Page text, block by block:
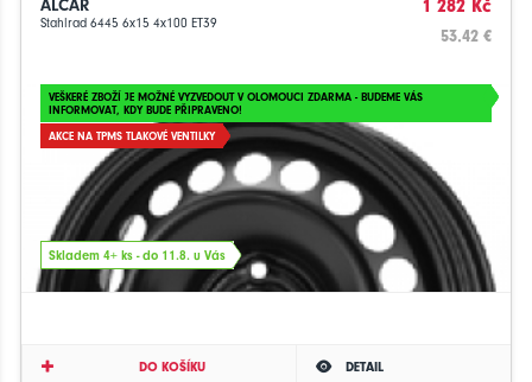
ALCAR
Stahlrad 6445 6x15 4x100 ET39
1 282 Kč
53.42 €
VEŠKERÉ ZBOŽÍ JE MOŽNÉ VYZVEDOUT V OLOMOUCI ZDARMA - BUDEME VÁS
INFORMOVAT, KDY BUDE PŘIPRAVENO!
AKCE NA TPMS TLAKOVÉ VENTILKY
Skladem 4+ ks - do 11.8. u Vás
DO KOŠÍKU DETAIL